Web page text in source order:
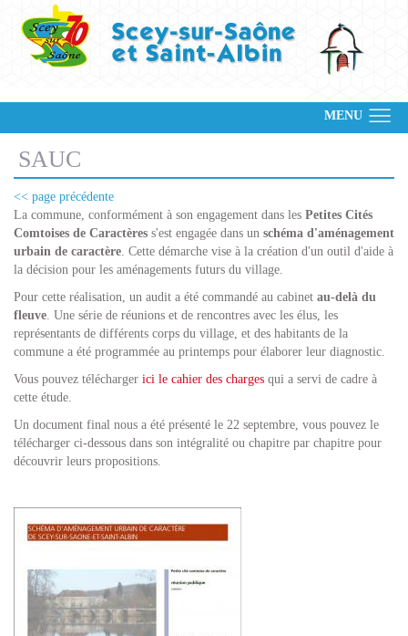
MENU
SAUC
<< page précédente
La commune, conformément à son engagement dans les Petites Cités
Comtoises de Caractères s'est engagée dans un schéma d'aménagement
urbain de caractère. Cette démarche vise à la création d'un outil d'aide à
la décision pour les aménagements futurs du village.
Pour cette réalisation, un audit a été commandé au cabinet au-delà du
fleuve. Une série de réunions et de rencontres avec les élus, les
représentants de différents corps du village, et des habitants de la
commune a été programmée au printemps pour élaborer leur diagnostic.
Vous pouvez télécharger ici le cahier des charges qui a servi de cadre à
cette étude.
Un document final nous a été présenté le 22 septembre, vous pouvez le
télécharger ci-dessous dans son intégralité ou chapitre par chapitre pour
découvrir leurs propositions.